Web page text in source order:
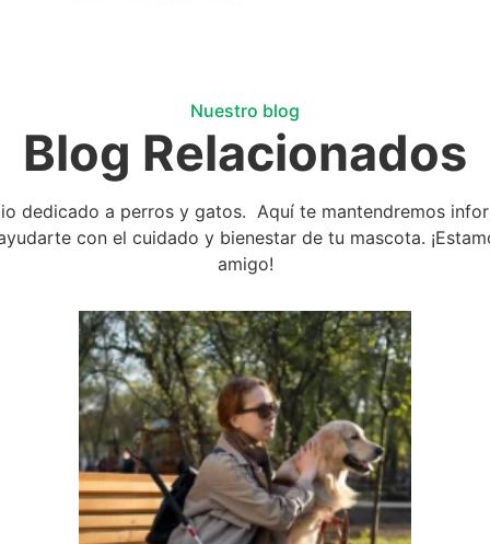
Nuestro blog
Blog Relacionados
dedicado a perros y gatos. Aquí te mantendremos
con el cuidado y bienestar de tu mascota.
amigo!